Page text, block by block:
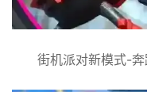
街机派对新模式-奔